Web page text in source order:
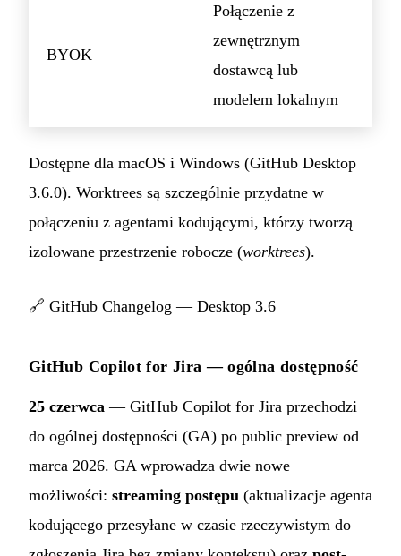
BYOK
Połączenie z
zewnętrznym
dostawcą lub
modelem lokalnym
Dostępne dla macOS i Windows (GitHub Desktop
3.6.0). Worktrees są szczególnie przydatne w
połączeniu z agentami kodującymi, którzy tworzą
izolowane przestrzenie robocze (worktrees).
🔗 GitHub Changelog — Desktop 3.6
GitHub Copilot for Jira — ogólna dostępność
25 czerwca — GitHub Copilot for Jira przechodzi
do ogólnej dostępności (GA) po public preview od
marca 2026. GA wprowadza dwie nowe
możliwości: streaming postępu (aktualizacje agenta
kodującego przesyłane w czasie rzeczywistym do